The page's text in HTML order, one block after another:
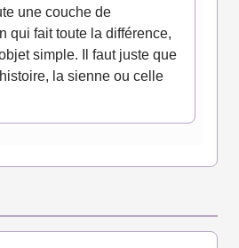
une couche de
qui fait toute la différence,
simple. Il faut juste que
la sienne ou celle